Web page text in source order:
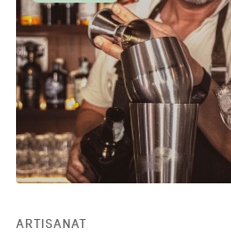
DÉCOUVERTE
ECOLOGIE
HORECA
ARTISANAT